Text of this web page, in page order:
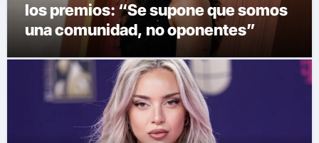
los premios: “Se supone que somos
una comunidad, no oponentes”